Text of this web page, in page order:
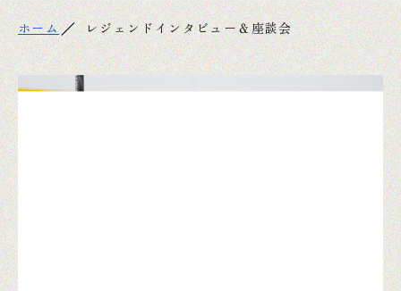
ホーム レジェンドインタビュー＆座談会